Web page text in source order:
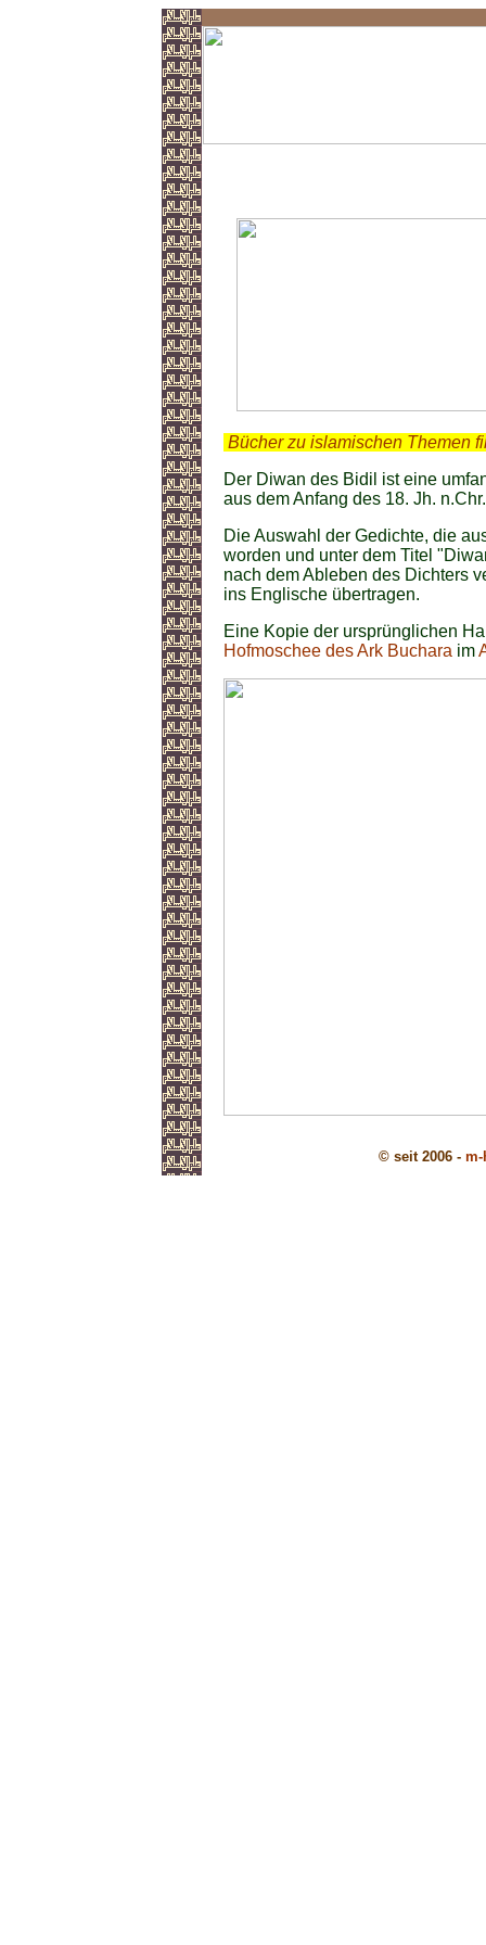
Bücher zu islamischen Themen
Der Diwan des Bidil ist eine
aus dem Anfang des 18. Jh. n.Chr.
Die Auswahl der Gedichte, die
worden und unter dem Titel
nach dem Ableben des Dichters
ins Englische übertragen.
Eine Kopie der ursprünglichen
Hofmoschee des Ark Buchara im
© seit 2006 - m-